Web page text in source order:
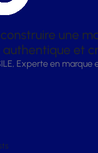
une
authentique et
Experte en marque